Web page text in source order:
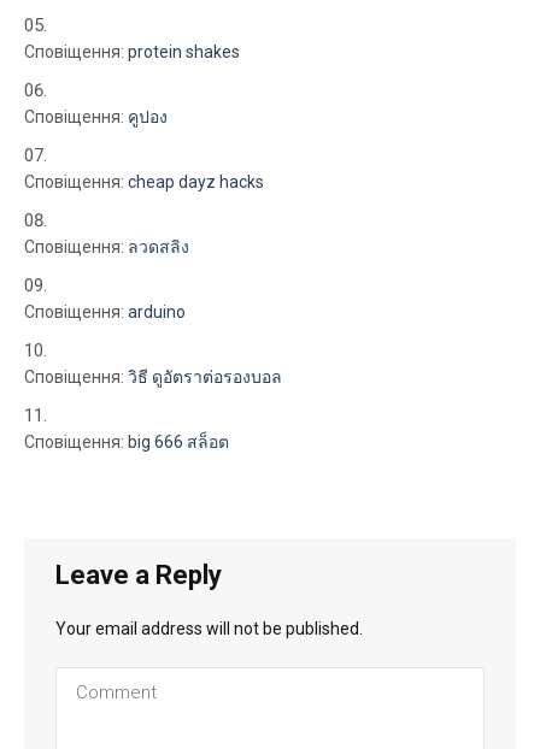
Сповіщення: protein shakes
Сповіщення: คูปอง
Сповіщення: cheap dayz hacks
Сповіщення: ลวดสลิง
Сповіщення: arduino
Сповіщення: วิธี ดูอัตราต่อรองบอล
Сповіщення: big 666 สล็อต
Leave a Reply
Your email address will not be published.